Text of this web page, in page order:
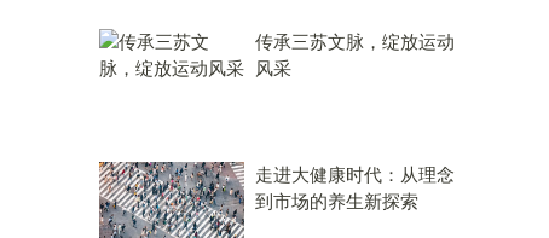
传承三苏文脉，绽放运动
风采
走进大健康时代：从理念
到市场的养生新探索